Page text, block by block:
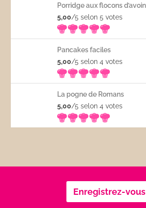
5,00/5 selon 5votes
Pancakes faciles
5,00/5 selon 4votes
La pogne de Romans
5,00/5 selon 4votes
Enregistrez-vous